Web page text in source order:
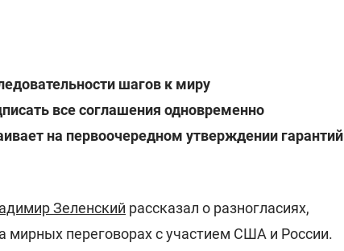
шагов к миру
все соглашения одновременно
на первоочередном утверждении гарантий
Зеленский рассказал о разногласиях,
мирных переговорах с участием США и России.